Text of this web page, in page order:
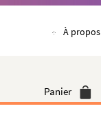
À propos
Panier